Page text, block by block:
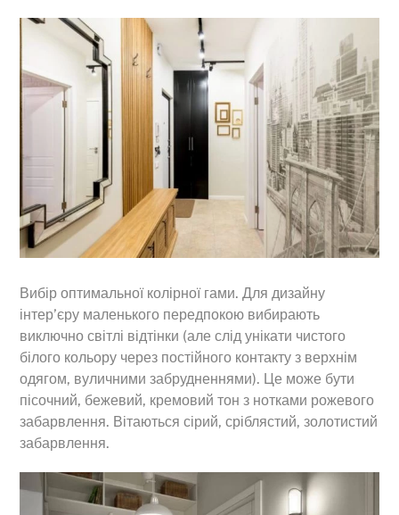
Вибір оптимальної колірної гами. Для дизайну
інтер’єру маленького передпокою вибирають
виключно світлі відтінки (але слід унікати чистого
білого кольору через постійного контакту з верхнім
одягом, вуличними забрудненнями). Це може бути
пісочний, бежевий, кремовий тон з нотками рожевого
забарвлення. Вітаються сірий, сріблястий, золотистий
забарвлення.